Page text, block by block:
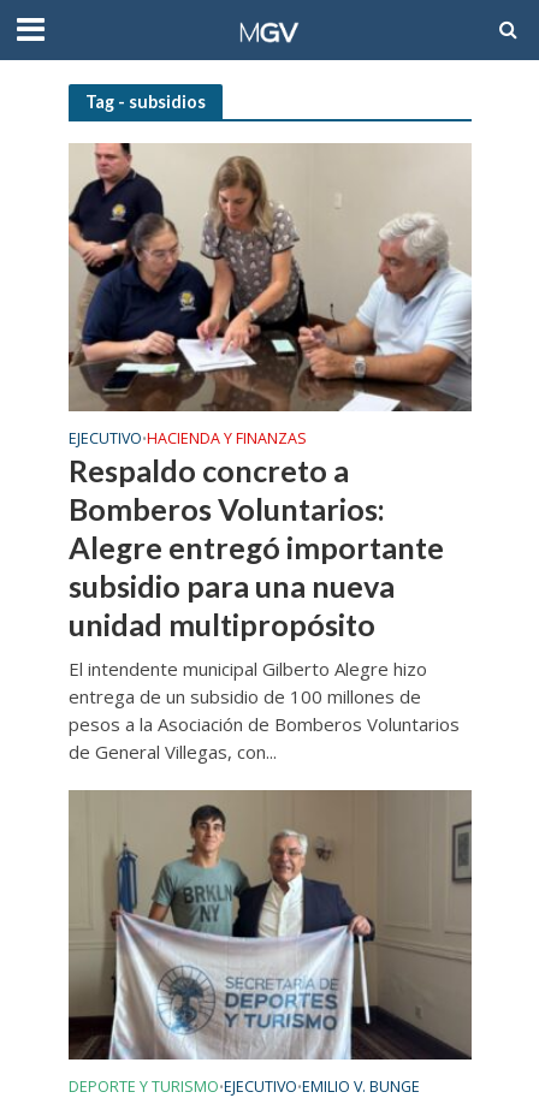
Tag - subsidios
EJECUTIVO•HACIENDA Y FINANZAS
Respaldo concreto a
Bomberos Voluntarios:
Alegre entregó importante
subsidio para una nueva
unidad multipropósito
El intendente municipal Gilberto Alegre hizo
entrega de un subsidio de 100 millones de
pesos a la Asociación de Bomberos Voluntarios
de General Villegas, con...
DEPORTE Y TURISMO•EJECUTIVO•EMILIO V. BUNGE